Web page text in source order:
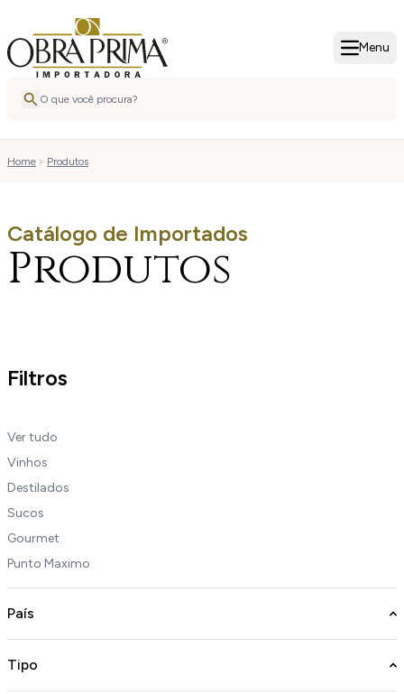
Menu
Home Produtos
Catálogo de Importados
Produtos
Filtros
Ver tudo
Vinhos
Destilados
Sucos
Gourmet
Punto Maximo
País
Tipo